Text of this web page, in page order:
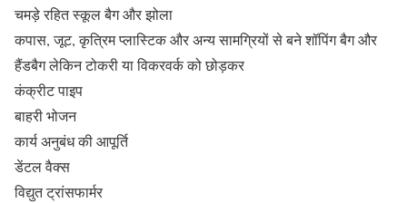
चमड़े रहित स्कूल बैग और झोला
कपास, जूट, कृत्रिम प्लास्टिक और अन्य सामग्रियों से बने शॉपिंग बैग और
हैंडबैग लेकिन टोकरी या विकरवर्क को छोड़कर
कंक्रीट पाइप
बाहरी भोजन
कार्य अनुबंध की आपूर्ति
डेंटल वैक्स
विद्युत ट्रांसफार्मर